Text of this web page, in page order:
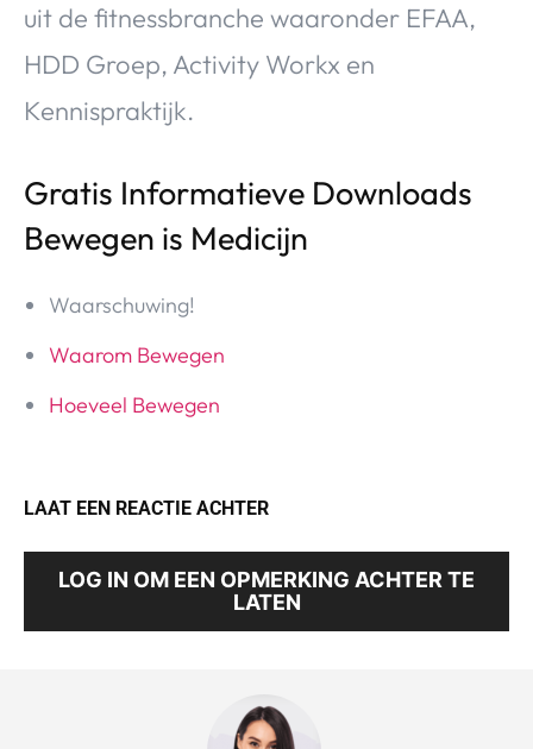
uit de fitnessbranche waaronder EFAA,
HDD Groep, Activity Workx en
Kennispraktijk.
Gratis Informatieve Downloads
Bewegen is Medicijn
Waarschuwing!
Waarom Bewegen
Hoeveel Bewegen
LAAT EEN REACTIE ACHTER
LOG IN OM EEN OPMERKING ACHTER TE
LATEN